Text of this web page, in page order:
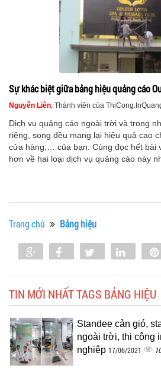
Sự khác biệt giữa bảng hiệu quảng cáo
Nguyễn Liên, Thành viên của
Dịch vụ quảng cáo ngoài trời và trong
riêng, song đều mang lại hiệu quả cao
cửa hàng,… của bạn. Cùng đọc hết bài
hơn về hai loại dịch vụ quảng cáo này
Trang chủ Bảng hiệu
Share Share Tweet Share
TIN MỚI NHẤT TAGS BẢNG HIỆU
Standee cản gió,
ngoài trời, thi công
nghiệp 17/06/2021